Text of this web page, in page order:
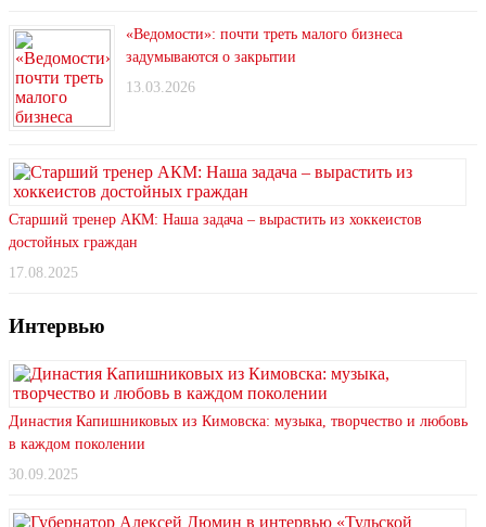
«Ведомости»: почти треть малого бизнеса
задумываются о закрытии
13.03.2026
Старший тренер АКМ: Наша задача – вырастить из хоккеистов
достойных граждан
17.08.2025
Интервью
Династия Капишниковых из Кимовска: музыка, творчество и любовь
в каждом поколении
30.09.2025